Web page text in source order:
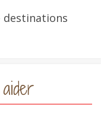
destinations